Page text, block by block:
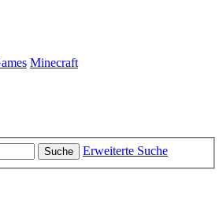
Minecraft
Suche
Erweiterte Suche